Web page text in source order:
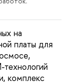
на
платы для
комплекс